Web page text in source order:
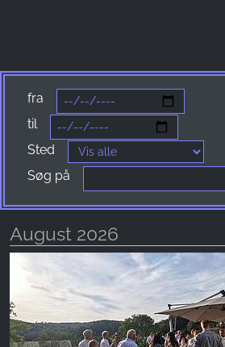
fra
til
Sted
Søg på
August 2026
Facebook Ireland Ltd.
Purpose:
Måling af reklamer og
Cookie duration:
3 måneder - 1 år
STATISTIK
Statistikcookies indsamler
Disse oplysninger hjælper os
hvordan vores besøgende
hjemmeside.